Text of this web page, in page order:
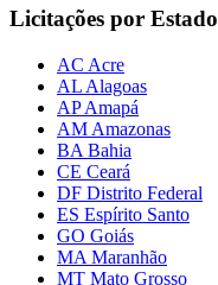
Licitações por Estado
AC Acre
AL Alagoas
AP Amapá
AM Amazonas
BA Bahia
CE Ceará
DF Distrito Federal
ES Espírito Santo
GO Goiás
MA Maranhão
MT Mato Grosso